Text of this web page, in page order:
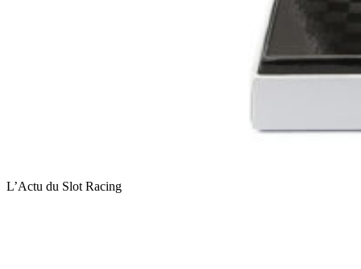
L’Actu du Slot Racing